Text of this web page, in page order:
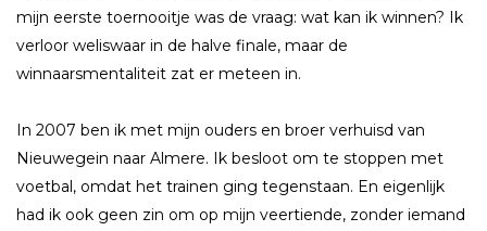
mijn eerste toernooitje was de vraag: wat kan ik winnen? Ik
verloor weliswaar in de halve finale, maar de
winnaarsmentaliteit zat er meteen in.
In 2007 ben ik met mijn ouders en broer verhuisd van
Nieuwegein naar Almere. Ik besloot om te stoppen met
voetbal, omdat het trainen ging tegenstaan. En eigenlijk
had ik ook geen zin om op mijn veertiende, zonder iemand